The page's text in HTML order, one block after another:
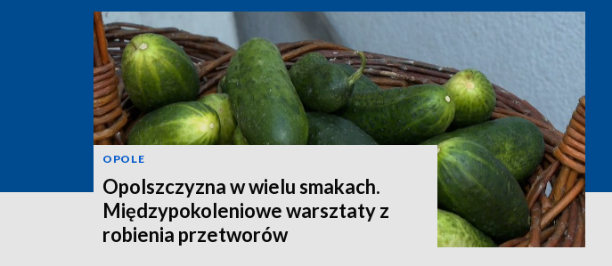
OPOLE
Opolszczyzna w wielu smakach.
Międzypokoleniowe warsztaty z
robienia przetworów